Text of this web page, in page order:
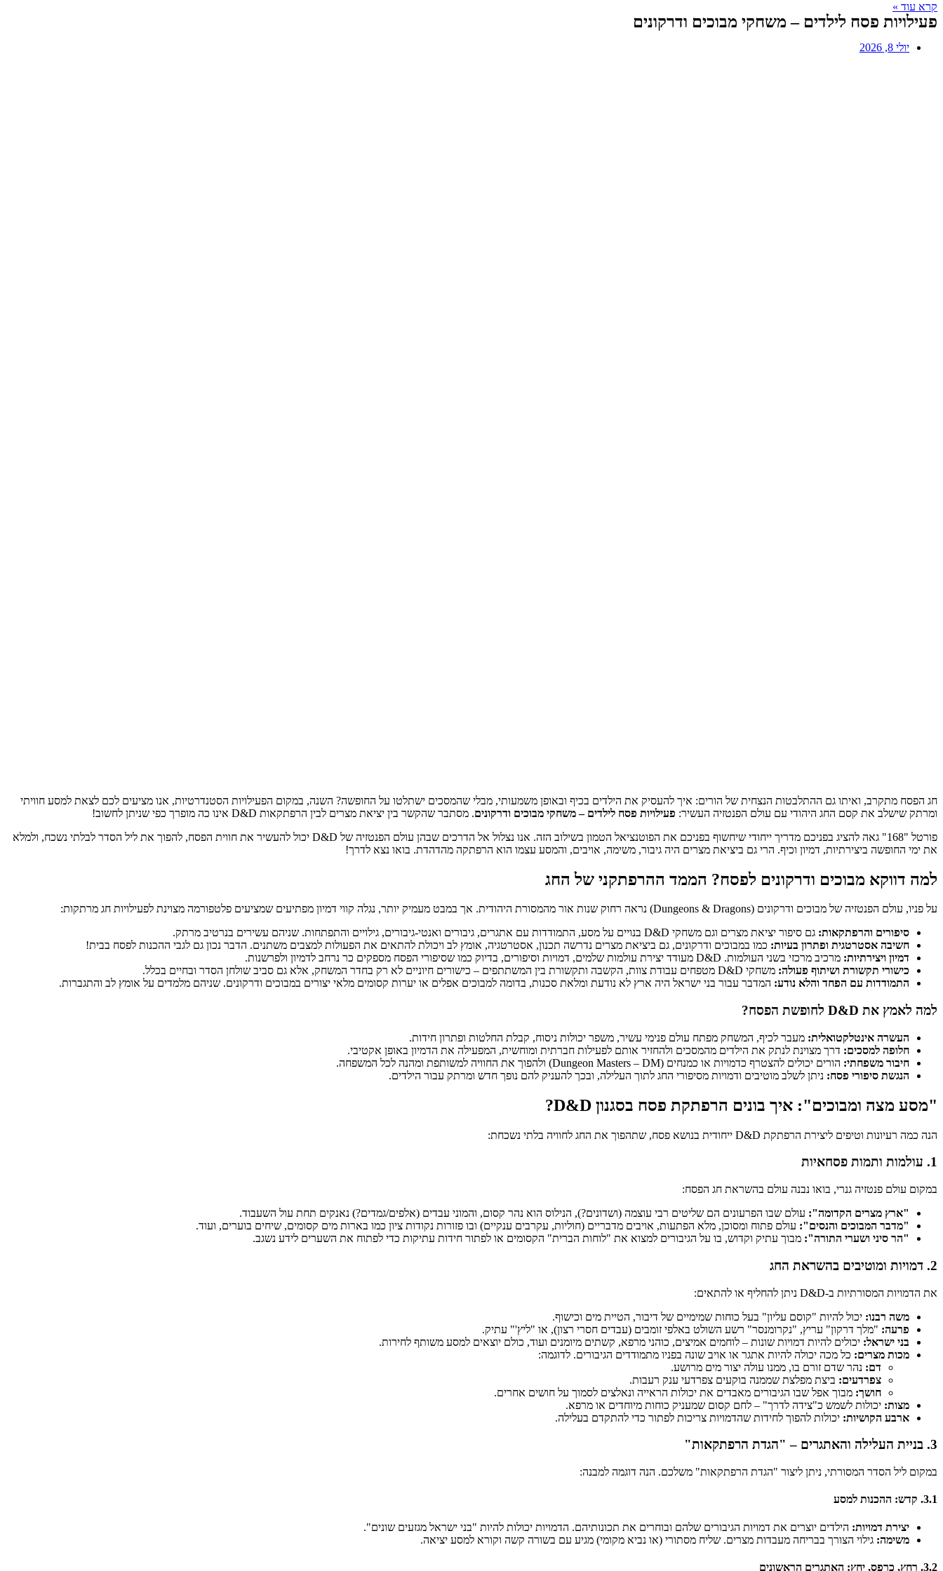
קרא עוד »
פעילויות פסח לילדים – משחקי מבוכים ודרקונים
יולי 8, 2026
חג הפסח מתקרב, ואיתו גם ההתלבטות הנצחית של הורים: איך להעסיק את הילדים בכיף ובאופן משמעותי, מבלי שהמסכים ישתלטו על החופשה? השנה, במקום הפעילויות הסטנדרטיות, אנו מציעים לכם לצאת למסע חוויתי
ומרתק שישלב את קסם החג היהודי עם עולם הפנטזיה העשיר: פעילויות פסח לילדים – משחקי מבוכים ודרקונים. מסתבר שהקשר בין יציאת מצרים לבין הרפתקאות D&D אינו כה מופרך כפי שניתן לחשוב!
פורטל "168" גאה להציג בפניכם מדריך ייחודי שיחשוף בפניכם את הפוטנציאל הטמון בשילוב הזה. אנו נצלול אל הדרכים שבהן עולם הפנטזיה של D&D יכול להעשיר את חווית הפסח, להפוך את ליל הסדר לבלתי נשכח, ולמלא
את ימי החופשה ביצירתיות, דמיון וכיף. הרי גם ביציאת מצרים היה גיבור, משימה, אויבים, והמסע עצמו הוא הרפתקה מהדהדת. בואו נצא לדרך!
למה דווקא מבוכים ודרקונים לפסח? הממד ההרפתקני של החג
על פניו, עולם הפנטזיה של מבוכים ודרקונים (Dungeons & Dragons) נראה רחוק שנות אור מהמסורת היהודית. אך במבט מעמיק יותר, נגלה קווי דמיון מפתיעים שמציעים פלטפורמה מצוינת לפעילויות חג מרתקות:
סיפורים והרפתקאות: גם סיפור יציאת מצרים וגם משחקי D&D בנויים על מסע, התמודדות עם אתגרים, גיבורים ואנטי-גיבורים, גילויים והתפתחות. שניהם עשירים בנרטיב מרתק.
חשיבה אסטרטגית ופתרון בעיות: כמו במבוכים ודרקונים, גם ביציאת מצרים נדרשה תכנון, אסטרטגיה, אומץ לב ויכולת להתאים את הפעולות למצבים משתנים. הדבר נכון גם לגבי ההכנות לפסח בבית!
דמיון ויצירתיות: מרכיב מרכזי בשני העולמות. D&D מעודד יצירת עולמות שלמים, דמויות וסיפורים, בדיוק כמו שסיפורי הפסח מספקים כר נרחב לדמיון ולפרשנות.
כישורי תקשורת ושיתוף פעולה: משחקי D&D מטפחים עבודת צוות, הקשבה ותקשורת בין המשתתפים – כישורים חיוניים לא רק בחדר המשחק, אלא גם סביב שולחן הסדר ובחיים בכלל.
התמודדות עם הפחד והלא נודע: המדבר עבור בני ישראל היה ארץ לא נודעת ומלאת סכנות, בדומה למבוכים אפלים או יערות קסומים מלאי יצורים במבוכים ודרקונים. שניהם מלמדים על אומץ לב והתגברות.
למה לאמץ את D&D לחופשת הפסח?
העשרה אינטלקטואלית: מעבר לכיף, המשחק מפתח עולם פנימי עשיר, משפר יכולות ניסוח, קבלת החלטות ופתרון חידות.
חלופה למסכים: דרך מצוינת לנתק את הילדים מהמסכים ולהחזיר אותם לפעילות חברתית ומוחשית, המפעילה את הדמיון באופן אקטיבי.
חיבור משפחתי: הורים יכולים להצטרף כדמויות או כמנחים (Dungeon Masters – DM) ולהפוך את החוויה למשותפת ומהנה לכל המשפחה.
הנגשת סיפורי פסח: ניתן לשלב מוטיבים ודמויות מסיפורי החג לתוך העלילה, ובכך להעניק להם נופך חדש ומרתק עבור הילדים.
"מסע מצה ומבוכים": איך בונים הרפתקת פסח בסגנון D&D?
הנה כמה רעיונות וטיפים ליצירת הרפתקת D&D ייחודית בנושא פסח, שתהפוך את החג לחוויה בלתי נשכחת:
1. עולמות ותמות פסחאיות
במקום עולם פנטזיה גנרי, בואו נבנה עולם בהשראת חג הפסח:
"ארץ מצרים הקדומה": עולם שבו הפרעונים הם שליטים רבי עוצמה (ושדונים?), הנילוס הוא נהר קסום, והמוני עבדים (אלפים/גמדים?) נאנקים תחת עול השעבוד.
"מדבר המבוכים והנסים": עולם פתוח ומסוכן, מלא הפתעות, אויבים מדבריים (חוליות, עקרבים ענקיים) ובו פזורות נקודות ציון כמו בארות מים קסומים, שיחים בוערים, ועוד.
"הר סיני ושערי התורה": מבוך עתיק וקדוש, בו על הגיבורים למצוא את "לוחות הברית" הקסומים או לפתור חידות עתיקות כדי לפתוח את השערים לידע נשגב.
2. דמויות ומוטיבים בהשראת החג
את הדמויות המסורתיות ב-D&D ניתן להחליף או להתאים:
משה רבנו: יכול להיות "קוסם עליון" בעל כוחות שמימיים של דיבור, הטיית מים וכישוף.
פרעה: "מלך דרקון" עריץ, "נקרומנסר" רשע השולט באלפי זומבים (עבדים חסרי רצון), או "ליץ'" עתיק.
בני ישראל: יכולים להיות דמויות שונות – לוחמים אמיצים, כוהני מרפא, קשתים מיומנים ועוד, כולם יוצאים למסע משותף לחירות.
מכות מצרים: כל מכה יכולה להיות אתגר או אויב שונה בפניו מתמודדים הגיבורים. לדוגמה:
דם: נהר שדם זורם בו, ממנו עולה יצור מים מרושע.
צפרדעים: ביצת מפלצת שממנה בוקעים צפרדעי ענק רעבות.
חושך: מבוך אפל שבו הגיבורים מאבדים את יכולות הראייה ונאלצים לסמוך על חושים אחרים.
מצות: יכולות לשמש כ"צידה לדרך" – לחם קסום שמעניק כוחות מיוחדים או מרפא.
ארבע הקושיות: יכולות להפוך לחידות שהדמויות צריכות לפתור כדי להתקדם בעלילה.
3. בניית העלילה והאתגרים – "הגדת הרפתקאות"
במקום ליל הסדר המסורתי, ניתן ליצור "הגדת הרפתקאות" משלכם. הנה דוגמה למבנה:
3.1. קדש: ההכנות למסע
יצירת דמויות: הילדים יוצרים את דמויות הגיבורים שלהם ובוחרים את תכונותיהם. הדמויות יכולות להיות "בני ישראל מגזעים שונים".
משימה: גילוי הצורך בבריחה מעבדות מצרים. שליח מסתורי (או נביא מקומי) מגיע עם בשורה קשה וקורא למסע יציאה.
3.2. רחץ, כרפס, יחץ: האתגרים הראשונים